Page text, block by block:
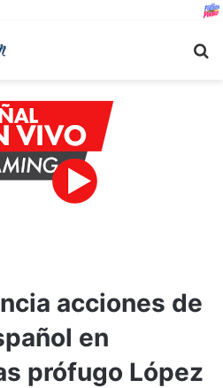
acciones de
en
prófugo López